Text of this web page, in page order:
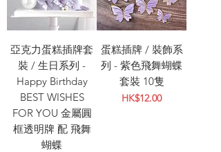
亞克力蛋糕插牌套
裝 / 生日系列 -
Happy Birthday
BEST WISHES
FOR YOU 金屬圓
框透明牌 配 飛舞
蝴蝶
蛋糕插牌 / 裝飾系
列 - 紫色飛舞蝴蝶
套裝 10隻
價格
HK$12.00